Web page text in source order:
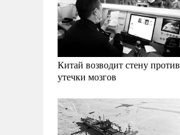
Китай возводит стену против
утечки мозгов